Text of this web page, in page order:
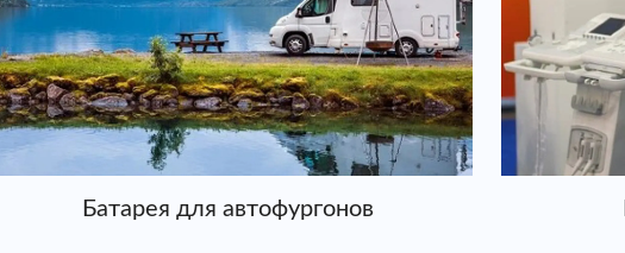
Батарея для автофургонов